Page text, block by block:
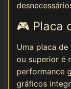
🎮 Placa
Uma placa
ou superior é
performance
gráficos